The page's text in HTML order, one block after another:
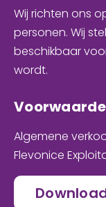
Wij richten ons
personen. Wij
beschikbaar
wordt.
Algemene
Flevonice